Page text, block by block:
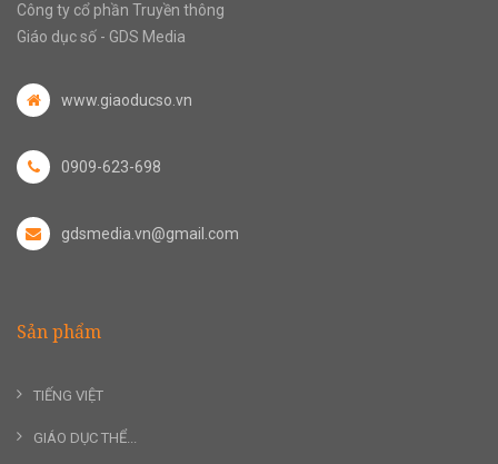
Công ty cổ phần Truyền thông
Giáo dục số - GDS Media
www.giaoducso.vn
0909-623-698
gdsmedia.vn@gmail.com
Sản phẩm
TIẾNG VIỆT
GIÁO DỤC THỂ...